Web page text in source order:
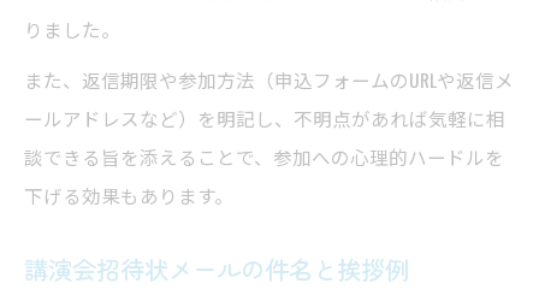
りました。
また、返信期限や参加方法（申込フォームのURLや返信メ
ールアドレスなど）を明記し、不明点があれば気軽に相
談できる旨を添えることで、参加への心理的ハードルを
下げる効果もあります。
講演会招待状メールの件名と挨拶例